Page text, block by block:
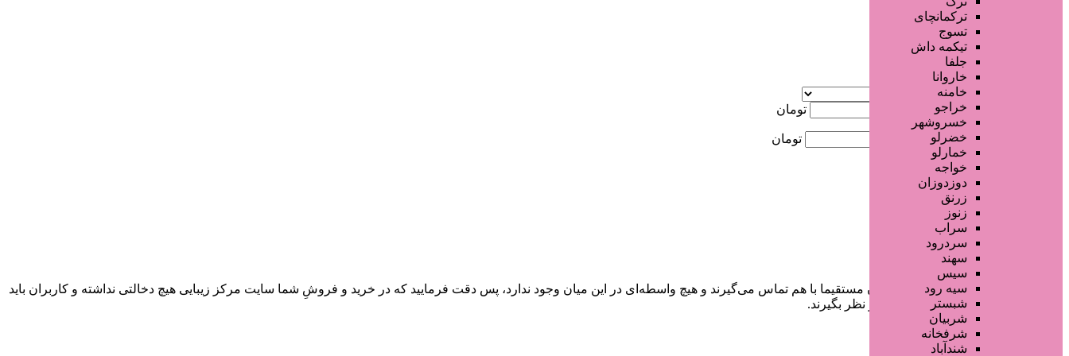
ترکمانچای
تسوج
تیکمه داش
جلفا
خاروانا
خامنه
خراجو
خسروشهر
خضرلو
خمارلو
خواجه
دوزدوزان
زرنق
زنوز
سراب
سردرود
سهند
سیس
سیه رود
شبستر
شربیان
شرفخانه
شندآباد
آگهی ویژه
کمترین قیمت
تومان
بیشترین قیمت تومان
در سایت تبلیغاتی مرکز زیبایی کاربران مستقیما با هم تماس می‌گیرند و هیچ واسطه‌ای در این میان وجود ندارد، پس دقت فرمایید که در خرید و فروشِ شما سایت مرکز زیبایی هیچ دخالتی نداشته و کاربران باید
خودشان جنبه‌های مختلف امنیتی را در نظر بگیرند.